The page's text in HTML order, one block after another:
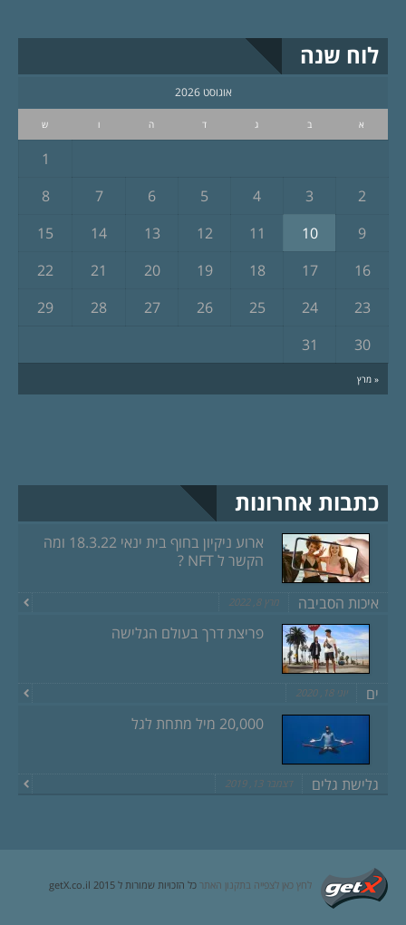
לוח שנה
אוגוסט 2026
א ב ג ד ה ו ש
« מרץ
1
2
3
4
5
6
7
8
9
10
11
12
13
14
15
16
17
18
19
20
21
22
23
24
25
26
27
28
29
30
31
כתבות אחרונות
ארוע ניקיון בחוף בית ינאי 18.3.22 ומה
הקשר ל NFT ?
איכות הסביבה מרץ 8, 2022
פריצת דרך בעולם הגלישה
ים יוני 18, 2020
20,000 מיל מתחת לגל
גלישת גלים דצמבר 13, 2019
לחץ כאן לצפייה בתקנון האתר כל הזכויות שמורות ל getX.co.il 2015